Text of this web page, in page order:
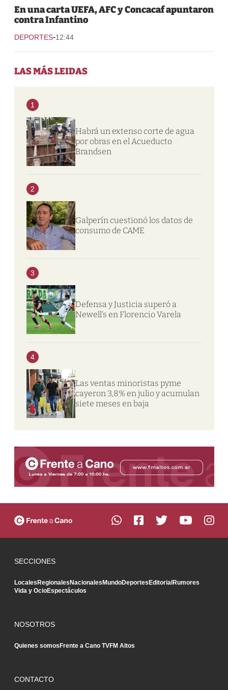
En una carta UEFA, AFC y Concacaf apuntaron
contra Infantino
DEPORTES-12:44
LAS MÁS LEIDAS
1
Habrá un extenso corte de agua
por obras en el Acueducto
Brandsen
2
Galperín cuestionó los datos de
consumo de CAME
3
Defensa y Justicia superó a
Newell’s en Florencio Varela
4
Las ventas minoristas pyme
cayeron 3,8% en julio y acumulan
siete meses en baja
SECCIONES
LocalesRegionalesNacionalesMundoDeportesEditorialRumores
Vida y OcioEspectáculos
NOSOTROS
Quienes somosFrente a Cano TVFM Altos
CONTACTO